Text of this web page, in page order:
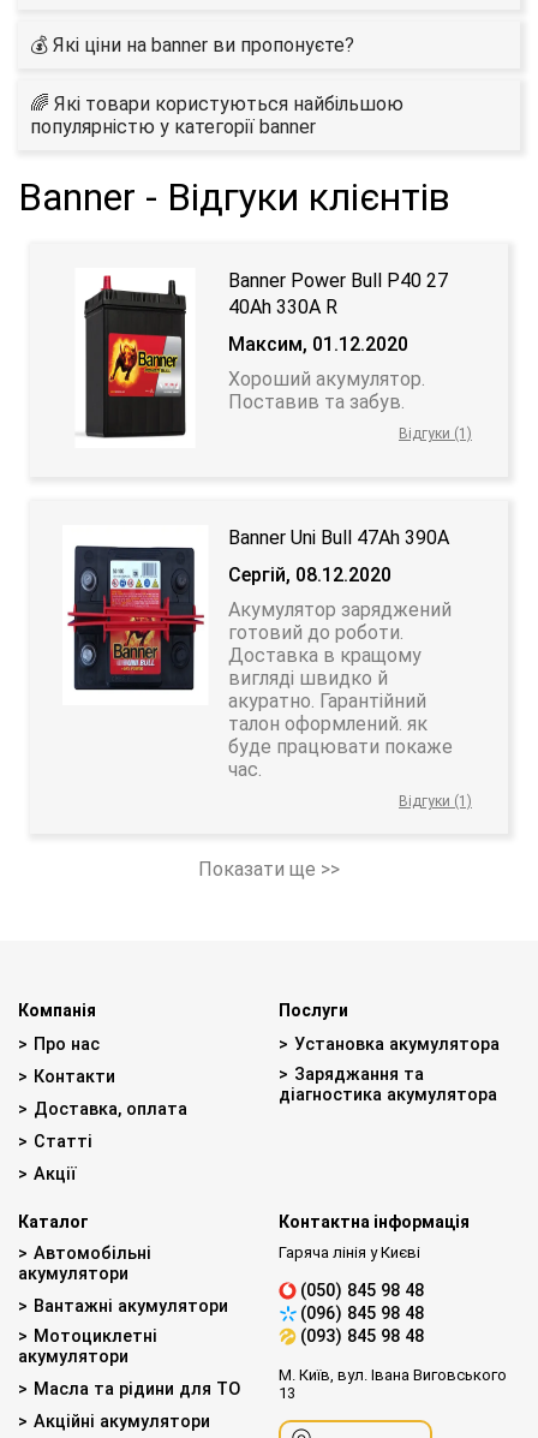
💰 Які ціни на banner ви пропонуєте?
🌈 Які товари користуються найбільшою
популярністю у категорії banner
Banner - Відгуки клієнтів
Banner Power Bull P40 27
40Ah 330A R
Максим, 01.12.2020
Хороший акумулятор.
Поставив та забув.
Відгуки (1)
Banner Uni Bull 47Ah 390A
Сергiй, 08.12.2020
Акумулятор заряджений
готовий до роботи.
Доставка в кращому
вигляді швидко й
акуратно. Гарантійний
талон оформлений. як
буде працювати покаже
час.
Відгуки (1)
Показати ще >>
Компанія
Про нас
Контакти
Доставка, оплата
Статті
Акції
Послуги
Установка акумулятора
Заряджання та
діагностика акумулятора
Каталог
Автомобільні
акумулятори
Вантажні акумулятори
Мотоциклетні
акумулятори
Масла та рідини для ТО
Акційні акумулятори
Контактна інформація
Гаряча лінія у Києві
(050) 845 98 48
(096) 845 98 48
(093) 845 98 48
М. Київ, вул. Івана Виговського
13